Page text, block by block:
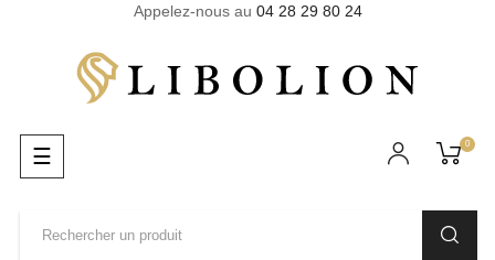
Appelez-nous au 04 28 29 80 24
0
Basculer
la
☰